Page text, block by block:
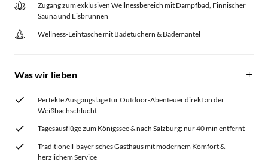
Zugang zum exklusiven Wellnessbereich mit Dampfbad, Finnischer
Sauna und Eisbrunnen
Wellness-Leihtasche mit Badetüchern & Bademantel
Was wir lieben
Perfekte Ausgangslage für Outdoor-Abenteuer direkt an der
Weißbachschlucht
Tagesausflüge zum Königssee & nach Salzburg: nur 40 min entfernt
Traditionell-bayerisches Gasthaus mit modernem Komfort &
herzlichem Service